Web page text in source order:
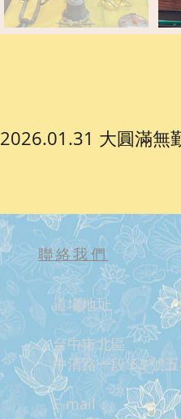
2026.01.31 大圓滿無
聯絡我們
道場地址
台中市北區
中清路一段 53 號
E-mail：